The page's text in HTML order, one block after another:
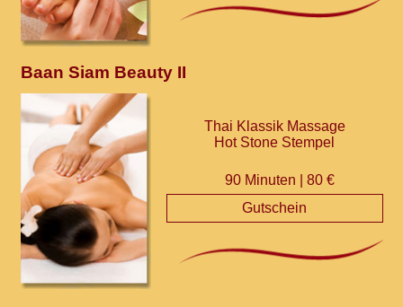
Baan Siam Beauty II
Thai Klassik Massage
Hot Stone Stempel
90 Minuten | 80 €
Gutschein